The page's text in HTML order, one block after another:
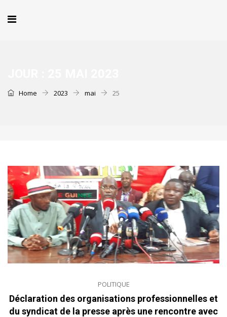
Home 2023 mai 25
POLITIQUE
Déclaration des organisations professionnelles et
du syndicat de la presse après une rencontre avec